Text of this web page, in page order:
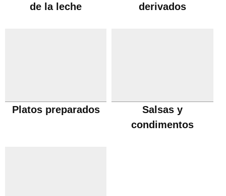
de la leche
derivados
Platos preparados
Salsas y
condimentos